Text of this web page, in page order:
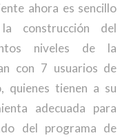
ahora es sencillo
construcción del
niveles de la
con 7 usuarios de
quienes tienen a su
adecuada para
del programa de